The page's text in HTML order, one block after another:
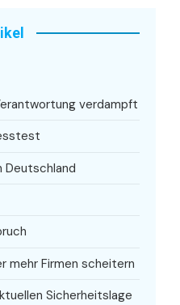
verdampft
Deutschland
mehr Firmen scheitern
Sicherheitslage